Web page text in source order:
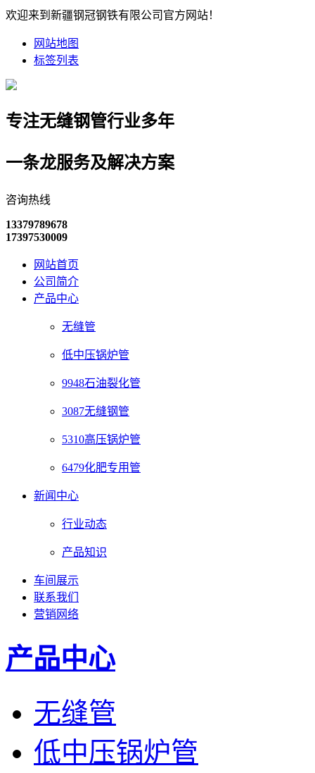
欢迎来到新疆钢冠钢铁有限公司官方网站！
网站地图
标签列表
专注无缝钢管行业多年
一条龙服务及解决方案
咨询热线
13379789678
17397530009
网站首页
公司简介
产品中心
无缝管
低中压锅炉管
9948石油裂化管
3087无缝钢管
5310高压锅炉管
6479化肥专用管
新闻中心
行业动态
产品知识
车间展示
联系我们
营销网络
产品中心
无缝管
低中压锅炉管